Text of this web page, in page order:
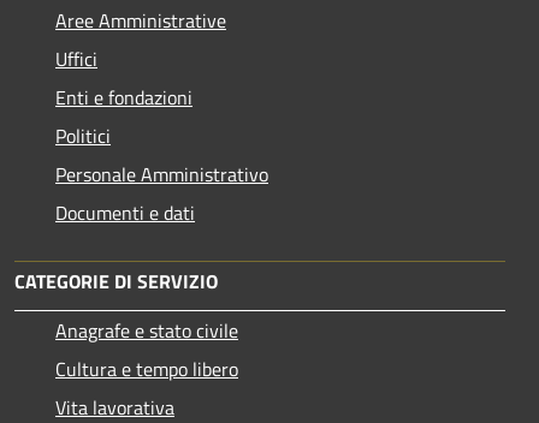
Aree Amministrative
Uffici
Enti e fondazioni
Politici
Personale Amministrativo
Documenti e dati
CATEGORIE DI SERVIZIO
Anagrafe e stato civile
Cultura e tempo libero
Vita lavorativa